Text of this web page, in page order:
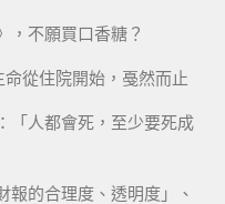
，不願買口香糖？
從住院開始，戞然而止
「人都會死，至少要死成
報的合理度、透明度」、